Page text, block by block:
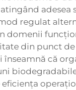
adesea
regulat
domenii
din punct de
înseamnă că